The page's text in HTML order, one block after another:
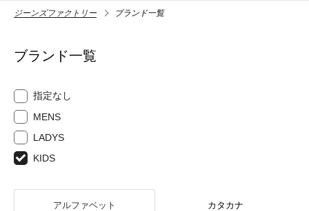
ジーンズファクトリー ブランド一覧
ブランド一覧
指定なし
MENS
LADYS
KIDS
アルファベット カタカナ